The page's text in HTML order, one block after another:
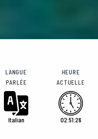
LANGUE
PARLÉE
Italian
HEURE
ACTUELLE
02:51:29